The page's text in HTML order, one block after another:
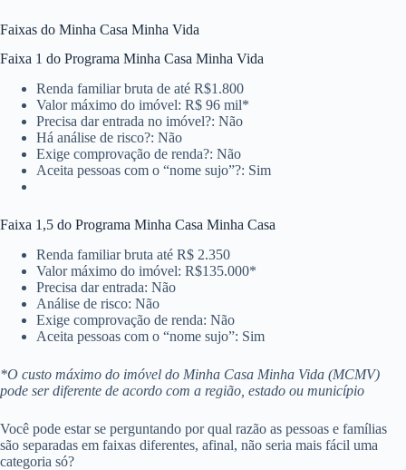
Faixas do Minha Casa Minha Vida
Faixa 1 do Programa Minha Casa Minha Vida
Renda familiar bruta de até R$1.800
Valor máximo do imóvel: R$ 96 mil*
Precisa dar entrada no imóvel?: Não
Há análise de risco?: Não
Exige comprovação de renda?: Não
Aceita pessoas com o “nome sujo”?: Sim
Faixa 1,5 do Programa Minha Casa Minha Casa
Renda familiar bruta até R$ 2.350
Valor máximo do imóvel: R$135.000*
Precisa dar entrada: Não
Análise de risco: Não
Exige comprovação de renda: Não
Aceita pessoas com o “nome sujo”: Sim
*O custo máximo do imóvel do Minha Casa Minha Vida (MCMV)
pode ser diferente de acordo com a região, estado ou município
Você pode estar se perguntando por qual razão as pessoas e famílias
são separadas em faixas diferentes, afinal, não seria mais fácil uma
categoria só?